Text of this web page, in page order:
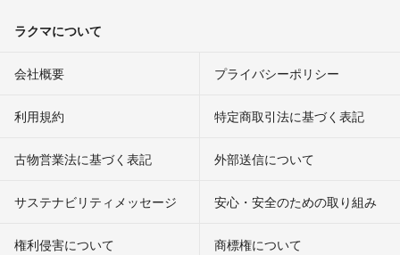
ラクマについて
会社概要 プライバシーポリシー
利用規約 特定商取引法に基づく表記
古物営業法に基づく表記 外部送信について
サステナビリティメッセージ 安心・安全のための取り組み
権利侵害について
商標権について